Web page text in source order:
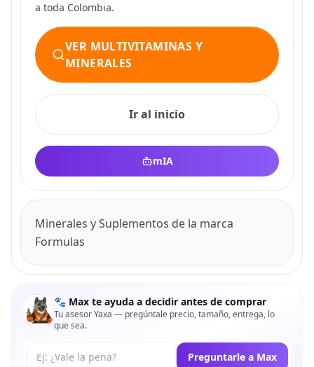
a toda Colombia.
VER MULTIVITAMINAS Y
MINERALES
Ir al inicio
mIA
Minerales y Suplementos de la marca
Formulas
🐾 Max te ayuda a decidir antes de comprar
Tu asesor Yaxa — pregúntale precio, tamaño, entrega, lo
que sea.
Tu pregunta a Max Preguntarle a Max